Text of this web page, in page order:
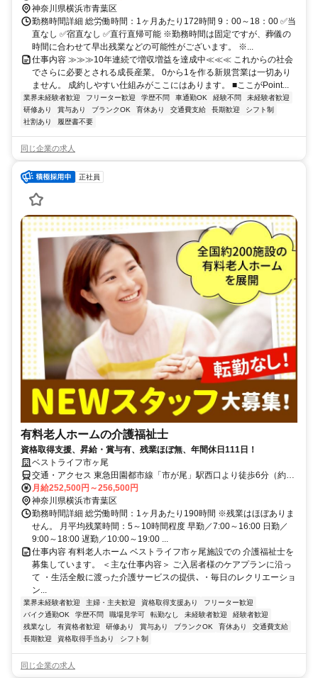
神奈川県横浜市青葉区
勤務時間詳細 総労働時間：1ヶ月あたり172時間 9：00～18：00 ✅当
直なし ✅宿直なし ✅直行直帰可能 ※勤務時間は固定ですが、葬儀の
時間に合わせて早出残業などの可能性がございます。 ※...
仕事内容 ≫≫≫10年連続で増収増益を達成中≪≪≪ これからの社会
でさらに必要とされる成長産業。 0から1を作る新規営業は一切あり
ません。 成約しやすい仕組みがここにはあります。 ■ここがPoint...
業界未経験者歓迎 フリーター歓迎 学歴不問 車通勤OK 経験不問
未経験者歓迎
研修あり
賞与あり ブランクOK 育休あり 交通費支給 長期歓迎
シフト制
社割あり
履歴書不要
同じ企業の求人
正社員
有料老人ホームの介護福祉士
資格取得支援、昇給・賞与有、残業ほぼ無、年間休日111日！
ベストライフ市ヶ尾
交通・アクセス 東急田園都市線「市が尾」駅西口より徒歩6分（約
480m）
月給252,500円～256,500円
神奈川県横浜市青葉区
勤務時間詳細 総労働時間：1ヶ月あたり190時間 ※残業はほぼありま
せん。 月平均残業時間：5～10時間程度 早勤／7:00～16:00 日勤／
9:00～18:00 遅勤／10:00～19:00 ...
仕事内容 有料老人ホーム ベストライフ市ヶ尾施設での 介護福祉士を
募集しています。 ＜主な仕事内容＞ ご入居者様のケアプランに沿っ
て ・生活全般に渡った介護サービスの提供､ ・毎日のレクリエーショ
ン...
業界未経験者歓迎 主婦・主夫歓迎 資格取得支援あり
フリーター歓迎
バイク通勤OK
学歴不問 職場見学可 転勤なし 未経験者歓迎
経験者歓迎
残業なし
有資格者歓迎 研修あり 賞与あり ブランクOK 育休あり
交通費支給
長期歓迎
資格取得手当あり シフト制
同じ企業の求人